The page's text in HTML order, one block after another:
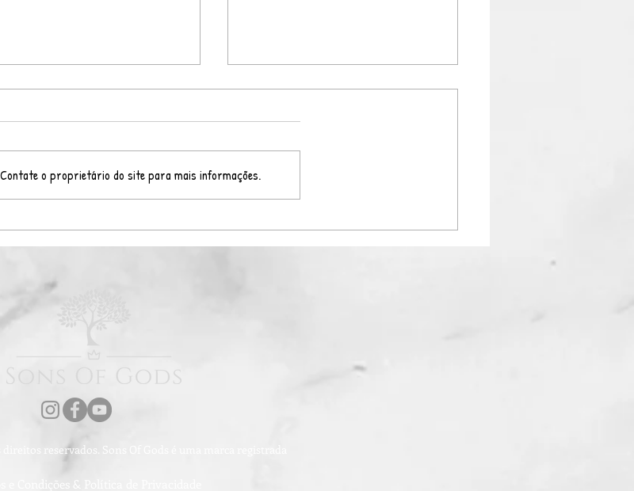
de Fim de Ano!
Black Friday 2025
o proprietário do site para mais informações.
direitos reservados. Sons Of Gods é uma marca registrada
e Condições & Política de Privacidade